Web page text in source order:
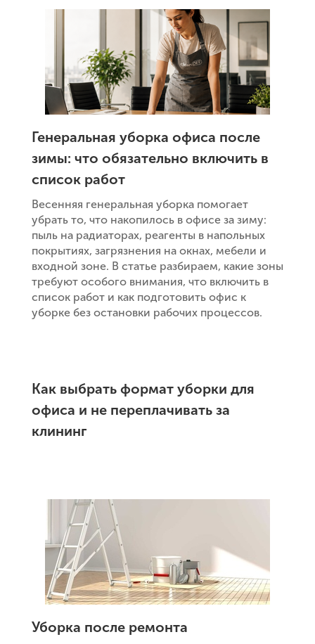
Генеральная уборка офиса после
зимы: что обязательно включить в
список работ
Весенняя генеральная уборка помогает
убрать то, что накопилось в офисе за зиму:
пыль на радиаторах, реагенты в напольных
покрытиях, загрязнения на окнах, мебели и
входной зоне. В статье разбираем, какие зоны
требуют особого внимания, что включить в
список работ и как подготовить офис к
уборке без остановки рабочих процессов.
Как выбрать формат уборки для
офиса и не переплачивать за
клининг
Уборка после ремонта